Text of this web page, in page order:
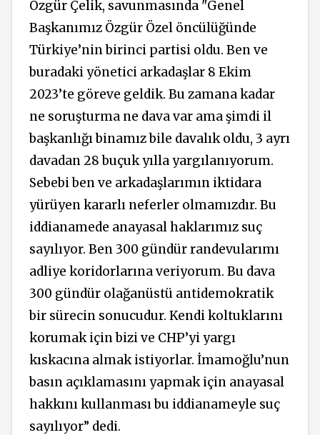
Özgür Çelik, savunmasında "Genel
Başkanımız Özgür Özel öncülüğünde
Türkiye’nin birinci partisi oldu. Ben ve
buradaki yönetici arkadaşlar 8 Ekim
2023’te göreve geldik. Bu zamana kadar
ne soruşturma ne dava var ama şimdi il
başkanlığı binamız bile davalık oldu, 3 ayrı
davadan 28 buçuk yılla yargılanıyorum.
Sebebi ben ve arkadaşlarımın iktidara
yürüyen kararlı neferler olmamızdır. Bu
iddianamede anayasal haklarımız suç
sayılıyor. Ben 300 gündür randevularımı
adliye koridorlarına veriyorum. Bu dava
300 gündür olağanüstü antidemokratik
bir sürecin sonucudur. Kendi koltuklarını
korumak için bizi ve CHP’yi yargı
kıskacına almak istiyorlar. İmamoğlu’nun
basın açıklamasını yapmak için anayasal
hakkını kullanması bu iddianameyle suç
sayılıyor” dedi.